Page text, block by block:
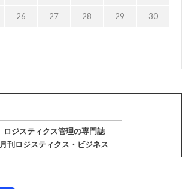
26 27 28 29 30
ロジスティクス管理の専門誌
月刊ロジスティクス・ビジネス